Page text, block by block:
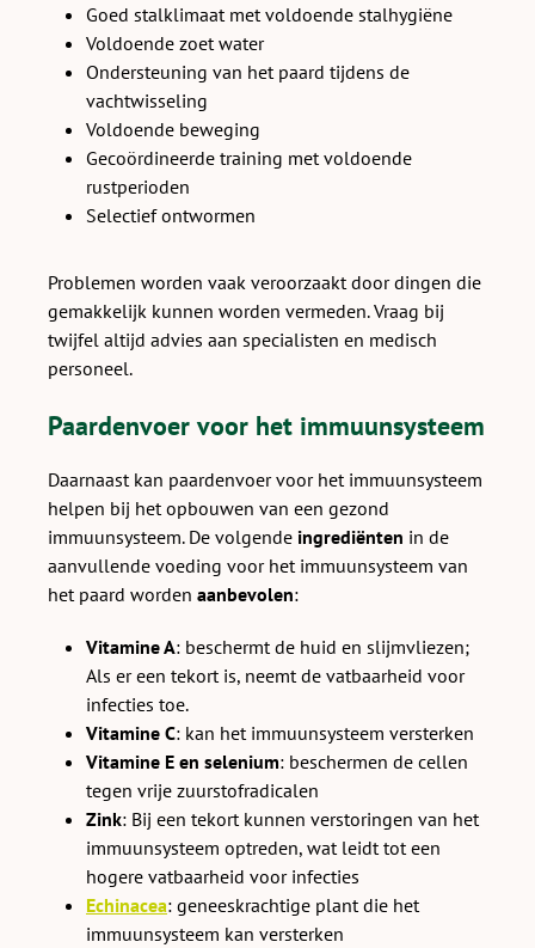
Goed stalklimaat met voldoende stalhygiëne
Voldoende zoet water
Ondersteuning van het paard tijdens de
vachtwisseling
Voldoende beweging
Gecoördineerde training met voldoende
rustperioden
Selectief ontwormen
Problemen worden vaak veroorzaakt door dingen die
gemakkelijk kunnen worden vermeden. Vraag bij
twijfel altijd advies aan specialisten en medisch
personeel.
Paardenvoer voor het immuunsysteem
Daarnaast kan paardenvoer voor het immuunsysteem
helpen bij het opbouwen van een gezond
immuunsysteem. De volgende ingrediënten in de
aanvullende voeding voor het immuunsysteem van
het paard worden aanbevolen:
Vitamine A: beschermt de huid en slijmvliezen;
Als er een tekort is, neemt de vatbaarheid voor
infecties toe.
Vitamine C: kan het immuunsysteem versterken
Vitamine E en selenium: beschermen de cellen
tegen vrije zuurstofradicalen
Zink: Bij een tekort kunnen verstoringen van het
immuunsysteem optreden, wat leidt tot een
hogere vatbaarheid voor infecties
Echinacea: geneeskrachtige plant die het
immuunsysteem kan versterken